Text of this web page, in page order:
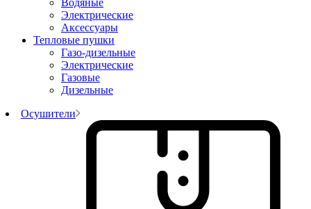
Электрические
Аксессуары
Тепловые пушки
Газо-дизельные
Электрические
Газовые
Дизельные
Осушители